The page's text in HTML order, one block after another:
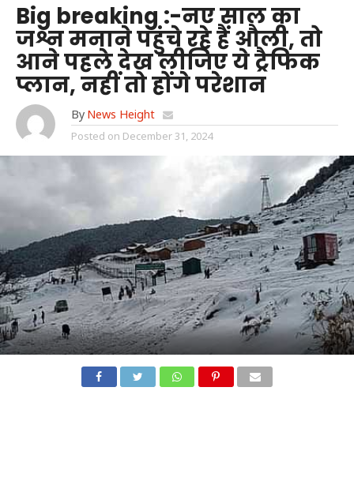
Big breaking :-नए साल का
जश्न मनाने पहुंचे रहे हैं औली, तो
आने पहले देख लीजिए ये ट्रैफिक
प्लान, नहीं तो होंगे परेशान
By News Height
Posted on December 31, 2024